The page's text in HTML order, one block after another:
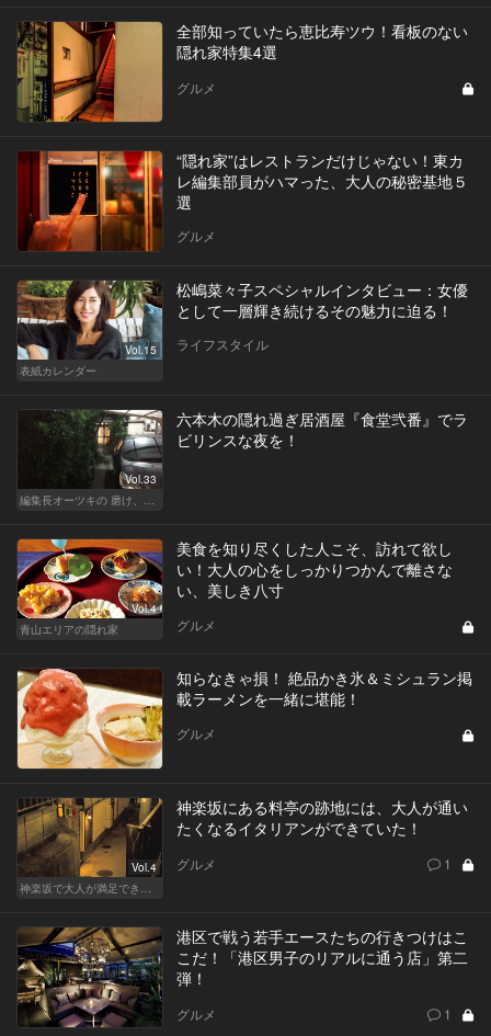
全部知っていたら恵比寿ツウ！看板のない
隠れ家特集4選
グルメ
“隠れ家”はレストランだけじゃない！東カ
レ編集部員がハマった、大人の秘密基地５
選
グルメ
Vol.15
表紙カレンダー
松嶋菜々子スペシャルインタビュー：女優
として一層輝き続けるその魅力に迫る！
ライフスタイル
Vol.33
編集長オーツキの 磨け、バカ舌！ 学べ、オトナの遊び
六本木の隠れ過ぎ居酒屋『食堂弐番』でラ
ビリンスな夜を！
Vol.4
青山エリアの隠れ家
美食を知り尽くした人こそ、訪れて欲し
い！大人の心をしっかりつかんで離さな
い、美しき八寸
グルメ
知らなきゃ損！ 絶品かき氷＆ミシュラン掲
載ラーメンを一緒に堪能！
グルメ
Vol.4
神楽坂で大人が満足できる、おしゃれデート！
神楽坂にある料亭の跡地には、大人が通い
たくなるイタリアンができていた！
グルメ 1
港区で戦う若手エースたちの行きつけはこ
こだ！「港区男子のリアルに通う店」第二
弾！
グルメ 1